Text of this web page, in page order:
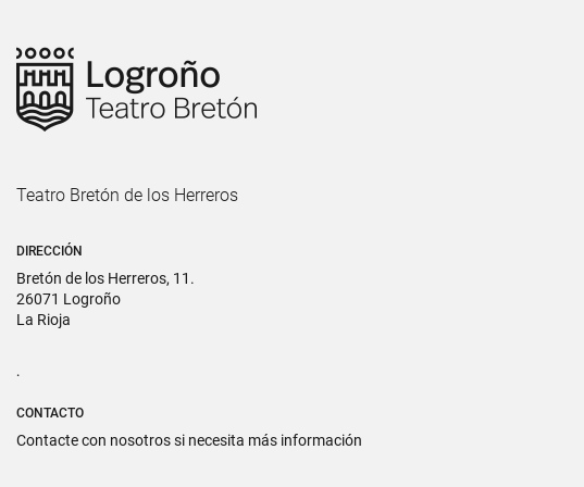
Teatro Bretón de los Herreros
DIRECCIÓN
Bretón de los Herreros, 11.
26071 Logroño
La Rioja
.
CONTACTO
Contacte con nosotros si necesita más información